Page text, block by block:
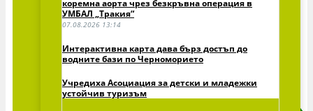
коремна аорта чрез безкръвна операция в
УМБАЛ „Тракия“
07.08.2026 13:14
Интерактивна карта дава бърз достъп до
водните бази по Черноморието
Учредиха Асоциация за детски и младежки
устойчив туризъм